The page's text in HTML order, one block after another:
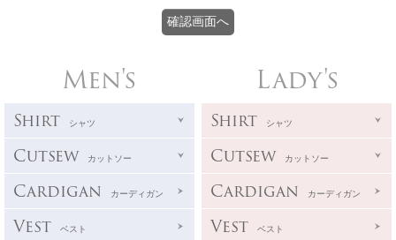
Men's
Shirt シャツ
Cutsew カットソー
Cardigan カーディガン
Vest ベスト
Lady's
Shirt シャツ
Cutsew カットソー
Cardigan カーディガン
Vest ベスト